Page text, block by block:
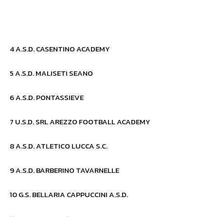
4 A.S.D. CASENTINO ACADEMY
5 A.S.D. MALISETI SEANO
6 A.S.D. PONTASSIEVE
7 U.S.D. SRL AREZZO FOOTBALL ACADEMY
8 A.S.D. ATLETICO LUCCA S.C.
9 A.S.D. BARBERINO TAVARNELLE
10 G.S. BELLARIA CAPPUCCINI A.S.D.